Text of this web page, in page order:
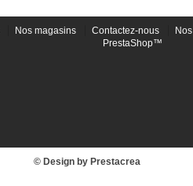
Nos magasins Contactez-nous
PrestaShop™
© Design by Prestacrea